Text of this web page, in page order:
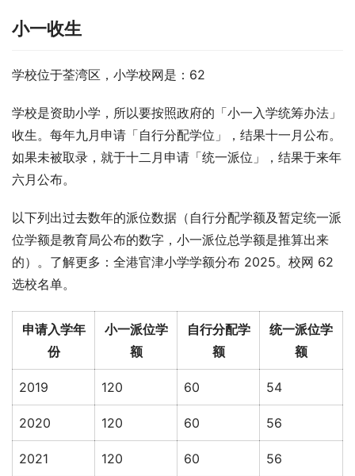
小一收生
学校位于荃湾区，小学校网是：62
学校是资助小学，所以要按照政府的「小一入学统筹办法」
收生。每年九月申请「自行分配学位」，结果十一月公布。
如果未被取录，就于十二月申请「统一派位」，结果于来年
六月公布。
以下列出过去数年的派位数据（自行分配学额及暂定统一派
位学额是教育局公布的数字，小一派位总学额是推算出来
的）。了解更多：全港官津小学学额分布 2025。校网 62
选校名单。
申请入学年
份
小一派位学
额
自行分配学
额
统一派位学
额
2019 120 60 54
2020 120 60 56
2021 120 60 56